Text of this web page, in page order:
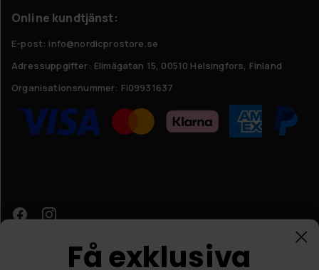
Online kundtjänst:
E-post: info@nordicprostore.se
Adressuppgifter: Elimägatan 15, 00510 Helsingfors, Finland
Organisationsnummer: FI09931637
Få exklusiva